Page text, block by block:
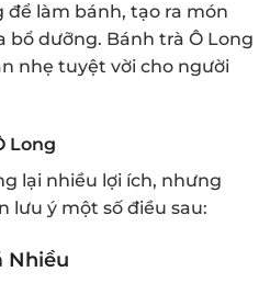
để làm bánh, tạo ra món
bổ dưỡng. Bánh trà Ô Long
nhẹ tuyệt vời cho người
Long
lại nhiều lợi ích, nhưng
lưu ý một số điều sau:
Nhiều